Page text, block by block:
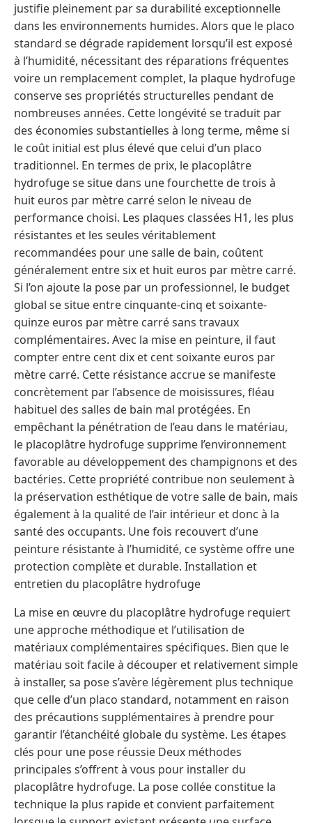
justifie pleinement par sa durabilité exceptionnelle
dans les environnements humides. Alors que le placo
standard se dégrade rapidement lorsqu’il est exposé
à l’humidité, nécessitant des réparations fréquentes
voire un remplacement complet, la plaque hydrofuge
conserve ses propriétés structurelles pendant de
nombreuses années. Cette longévité se traduit par
des économies substantielles à long terme, même si
le coût initial est plus élevé que celui d’un placo
traditionnel. En termes de prix, le placoplâtre
hydrofuge se situe dans une fourchette de trois à
huit euros par mètre carré selon le niveau de
performance choisi. Les plaques classées H1, les plus
résistantes et les seules véritablement
recommandées pour une salle de bain, coûtent
généralement entre six et huit euros par mètre carré.
Si l’on ajoute la pose par un professionnel, le budget
global se situe entre cinquante-cinq et soixante-
quinze euros par mètre carré sans travaux
complémentaires. Avec la mise en peinture, il faut
compter entre cent dix et cent soixante euros par
mètre carré. Cette résistance accrue se manifeste
concrètement par l’absence de moisissures, fléau
habituel des salles de bain mal protégées. En
empêchant la pénétration de l’eau dans le matériau,
le placoplâtre hydrofuge supprime l’environnement
favorable au développement des champignons et des
bactéries. Cette propriété contribue non seulement à
la préservation esthétique de votre salle de bain, mais
également à la qualité de l’air intérieur et donc à la
santé des occupants. Une fois recouvert d’une
peinture résistante à l’humidité, ce système offre une
protection complète et durable. Installation et
entretien du placoplâtre hydrofuge
La mise en œuvre du placoplâtre hydrofuge requiert
une approche méthodique et l’utilisation de
matériaux complémentaires spécifiques. Bien que le
matériau soit facile à découper et relativement simple
à installer, sa pose s’avère légèrement plus technique
que celle d’un placo standard, notamment en raison
des précautions supplémentaires à prendre pour
garantir l’étanchéité globale du système. Les étapes
clés pour une pose réussie Deux méthodes
principales s’offrent à vous pour installer du
placoplâtre hydrofuge. La pose collée constitue la
technique la plus rapide et convient parfaitement